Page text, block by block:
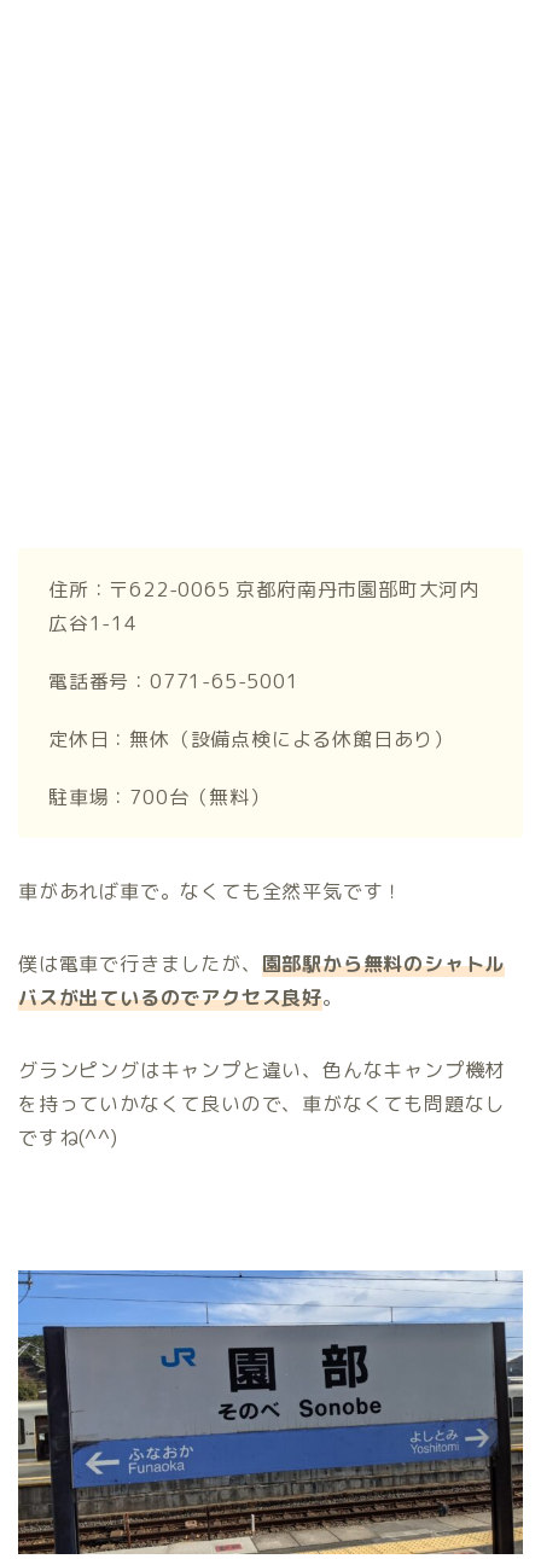
住所：〒622-0065 京都府南丹市園部町大河内
広谷1-14
電話番号：0771-65-5001
定休日：無休（設備点検による休館日あり）
駐車場：700台（無料）
車があれば車で。なくても全然平気です！
僕は電車で行きましたが、 園部駅から無料のシャトル
バスが出ているのでアクセス良好。
グランピングはキャンプと違い、色んなキャンプ機材
を持っていかなくて良いので、車がなくても問題なし
ですね(^^)